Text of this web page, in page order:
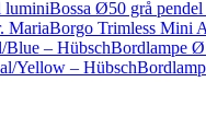
luminiBossa Ø50 grå
MariaBorgo Trimless Mini
– HübschBordlampe
Yellow – Hübsch